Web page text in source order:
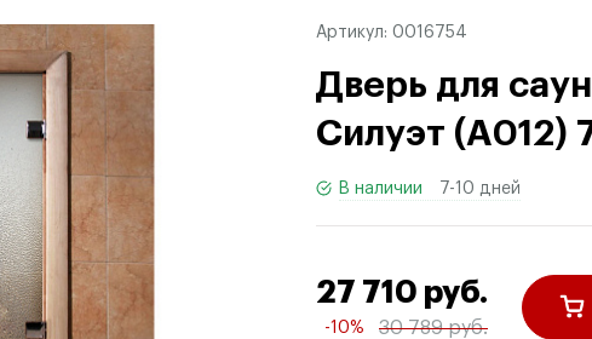
Артикул: 0016754
Дверь для
Силуэт (A012)
В наличии 7-10 дней
27 710 руб.
-10% 30 789 руб.